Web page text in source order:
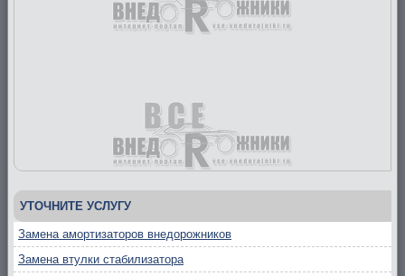
УТОЧНИТЕ УСЛУГУ
Замена амортизаторов внедорожников
Замена втулки стабилизатора